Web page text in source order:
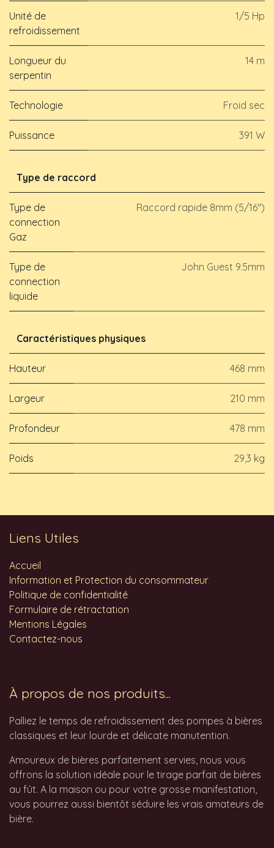
Unité de
refroidissement
1/5 Hp
Longueur du
serpentin
14 m
Technologie Froid sec
Puissance 391 W
Type de raccord
Type de
connection
Gaz
Raccord rapide 8mm (5/16")
Type de
connection
liquide
John Guest 9.5mm
Caractéristiques physiques
Hauteur 468 mm
Largeur 210 mm
Profondeur 478 mm
Poids 29,3 kg
Liens Utiles
Accueil
Information et Protection du consommateur
Politique de confidentialité
Formulaire de rétractation
Mentions Légales
Contactez-nous
À propos de nos produits...
Palliez le temps de refroidissement des pompes à bières
classiques et leur lourde et délicate manutention.
Amoureux de bières parfaitement servies, nous vous
offrons la solution idéale pour le tirage parfait de bières
au fût. A la maison ou pour votre grosse manifestation,
vous pourrez aussi bientôt séduire les vrais amateurs de
bière.